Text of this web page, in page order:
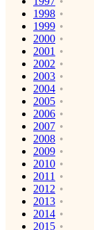
1998
1999
2000
2001
2002
2003
2004
2005
2006
2007
2008
2009
2010
2011
2012
2013
2014
2015